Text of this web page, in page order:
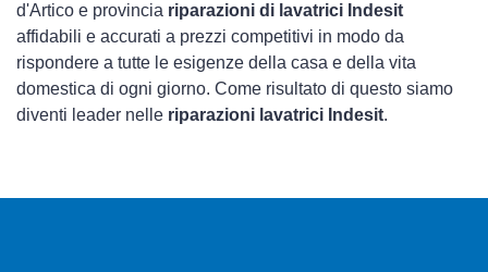
d'Artico e provincia riparazioni di lavatrici Indesit
affidabili e accurati a prezzi competitivi in modo da
rispondere a tutte le esigenze della casa e della vita
domestica di ogni giorno. Come risultato di questo siamo
diventi leader nelle riparazioni lavatrici Indesit.